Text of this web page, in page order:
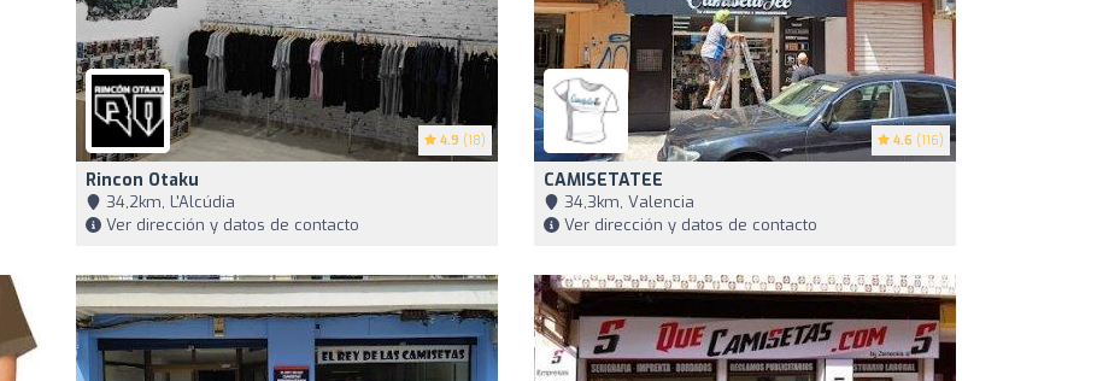
4.9 (18)
Rincon Otaku
34,2km, L'Alcúdia
Ver dirección y datos de contacto
4.6 (116)
CAMISETATEE
34,3km, Valencia
Ver dirección y datos de contacto